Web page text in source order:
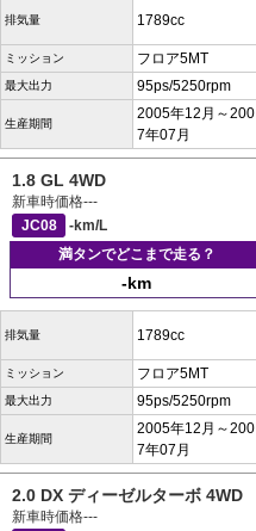
排気量 1789cc
ミッション フロア5MT
最大出力 95ps/5250rpm
生産期間
2005年12月～200
7年07月
1.8 GL 4WD
新車時価格---
JC08
-km/L
満タンでどこまで走る？
-km
排気量 1789cc
ミッション フロア5MT
最大出力 95ps/5250rpm
生産期間
2005年12月～200
7年07月
2.0 DX ディーゼルターボ 4WD
新車時価格---